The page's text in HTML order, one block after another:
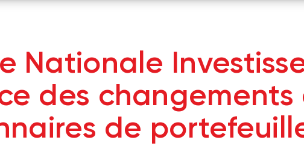
Nationale
des changements
de